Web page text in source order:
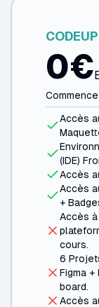
0€
Accès
(IDE)
Accès
Accès
+
Accès
cours.
6
Figma
board.
Accès